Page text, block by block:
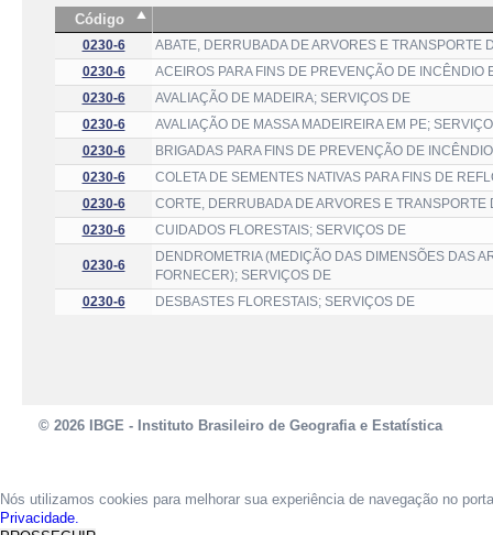
Código
0230-6
ABATE, DERRUBADA DE ARVORES E TRANSPORTE
0230-6
ACEIROS PARA FINS DE PREVENÇÃO DE
0230-6
AVALIAÇÃO DE MADEIRA; SERVIÇOS DE
0230-6
AVALIAÇÃO DE MASSA MADEIREIRA EM PE;
0230-6
BRIGADAS PARA FINS DE PREVENÇÃO DE
0230-6
COLETA DE SEMENTES NATIVAS PARA FINS DE
0230-6
CORTE, DERRUBADA DE ARVORES E TRANSPORTE
0230-6
CUIDADOS FLORESTAIS; SERVIÇOS DE
0230-6
DENDROMETRIA (MEDIÇÃO DAS DIMENSÕES DAS
FORNECER); SERVIÇOS DE
0230-6
DESBASTES FLORESTAIS; SERVIÇOS DE
© 2026 IBGE - Instituto Brasileiro de Geografia e Estatística
Nós utilizamos cookies para melhorar sua experiência de navegação no
Privacidade.